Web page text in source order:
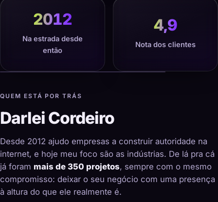
2012
Na estrada desde
então
4,9
Nota dos clientes
QUEM ESTÁ POR TRÁS
Darlei Cordeiro
Desde 2012 ajudo empresas a construir autoridade na
internet, e hoje meu foco são as indústrias. De lá pra cá
já foram mais de 350 projetos, sempre com o mesmo
compromisso: deixar o seu negócio com uma presença
à altura do que ele realmente é.